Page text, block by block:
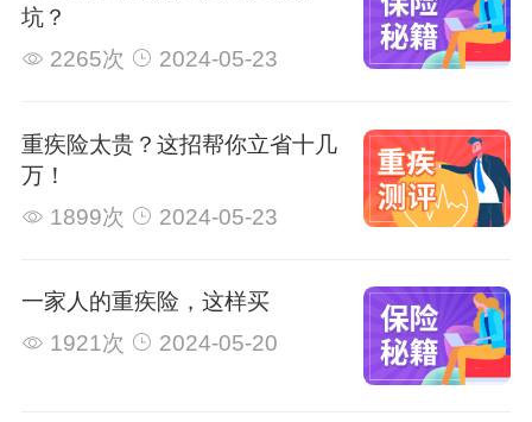
坑？
2265次
2024-05-23
重疾险太贵？这招帮你立省十几
万！
1899次
2024-05-23
一家人的重疾险，这样买
1921次
2024-05-20